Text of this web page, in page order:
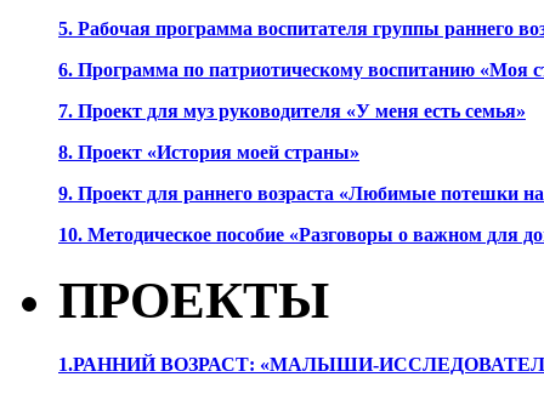
5. Рабочая программа воспитателя группы раннего
6. Программа по патриотическому воспитанию «Моя
7. Проект для муз руководителя «У меня есть семья»
8. Проект «История моей страны»
9. Проект для раннего возраста «Любимые потешки
10. Методическое пособие «Разговоры о важном для
ПРОЕКТЫ
1.РАННИЙ ВОЗРАСТ: «МАЛЫШИ-